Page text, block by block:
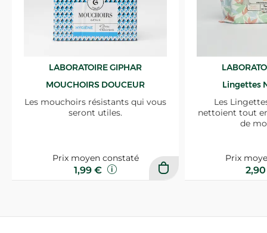
LABORATOIRE GIPHAR
MOUCHOIRS DOUCEUR
Les mouchoirs résistants qui vous
seront utiles.
Prix moyen constaté
1,99 €
Lingettes
Les
nettoient tout
de
Prix